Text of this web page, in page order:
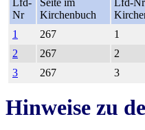
Lfd-
Nr
Seite im
Kirchenbuch
Lfd-
1
267 1
2
267 2
3
267 3
Hinweise zu